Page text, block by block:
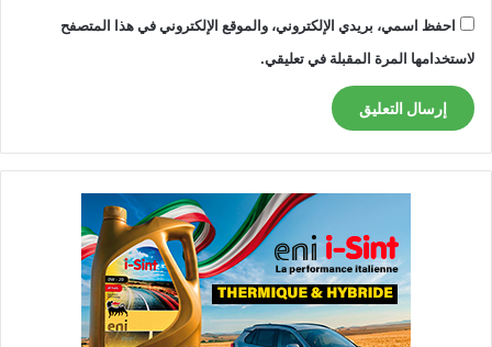
احفظ اسمي، بريدي الإلكتروني، والموقع الإلكتروني في هذا المتصفح
لاستخدامها المرة المقبلة في تعليقي.